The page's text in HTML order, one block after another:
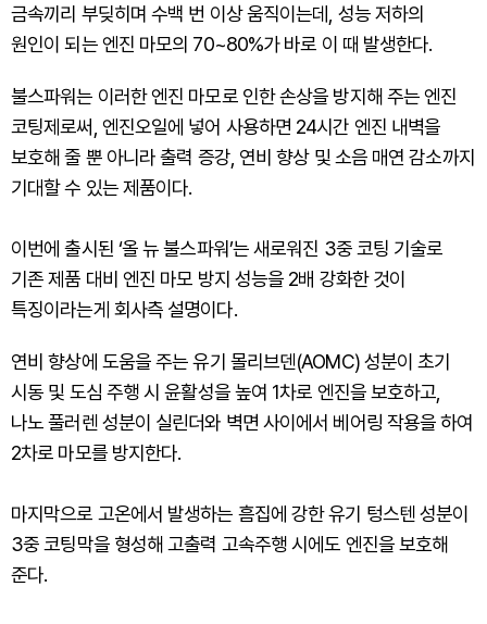
금속끼리 부딪히며 수백 번 이상 움직이는데, 성능 저하의
원인이 되는 엔진 마모의 70~80%가 바로 이 때 발생한다.
불스파워는 이러한 엔진 마모로 인한 손상을 방지해 주는 엔진
코팅제로써, 엔진오일에 넣어 사용하면 24시간 엔진 내벽을
보호해 줄 뿐 아니라 출력 증강, 연비 향상 및 소음 매연 감소까지
기대할 수 있는 제품이다.
이번에 출시된 ‘올 뉴 불스파워’는 새로워진 3중 코팅 기술로
기존 제품 대비 엔진 마모 방지 성능을 2배 강화한 것이
특징이라는게 회사측 설명이다.
연비 향상에 도움을 주는 유기 몰리브덴(AOMC) 성분이 초기
시동 및 도심 주행 시 윤활성을 높여 1차로 엔진을 보호하고,
나노 풀러렌 성분이 실린더와 벽면 사이에서 베어링 작용을 하여
2차로 마모를 방지한다.
마지막으로 고온에서 발생하는 흠집에 강한 유기 텅스텐 성분이
3중 코팅막을 형성해 고출력 고속주행 시에도 엔진을 보호해
준다.